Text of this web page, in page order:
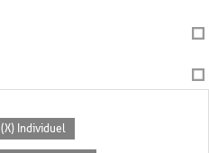
(X) Individuel